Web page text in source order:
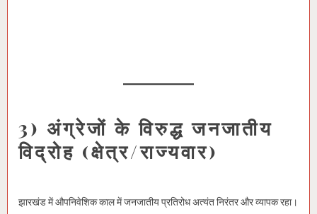
3) अंग्रेजों के विरुद्ध जनजातीय
विद्रोह (क्षेत्र/राज्यवार)
झारखंड में औपनिवेशिक काल में जनजातीय प्रतिरोध अत्यंत निरंतर और व्यापक रहा।